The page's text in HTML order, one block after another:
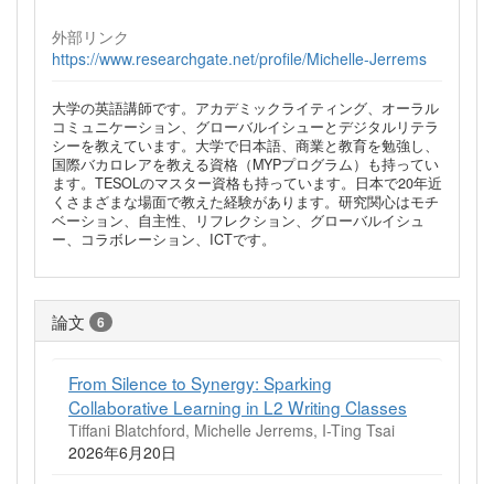
外部リンク
https://www.researchgate.net/profile/Michelle-Jerrems
大学の英語講師です。アカデミックライティング、オーラル
コミュニケーション、グローバルイシューとデジタルリテラ
シーを教えています。大学で日本語、商業と教育を勉強し、
国際バカロレアを教える資格（MYPプログラム）も持ってい
ます。TESOLのマスター資格も持っています。日本で20年近
くさまざまな場面で教えた経験があります。研究関心はモチ
ベーション、自主性、リフレクション、グローバルイシュ
ー、コラボレーション、ICTです。
論文 6
From Silence to Synergy: Sparking
Collaborative Learning in L2 Writing Classes
Tiffani Blatchford, Michelle Jerrems, I-Ting Tsai
2026年6月20日